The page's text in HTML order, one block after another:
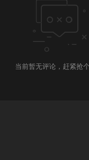
当前暂无评论，赶紧抢